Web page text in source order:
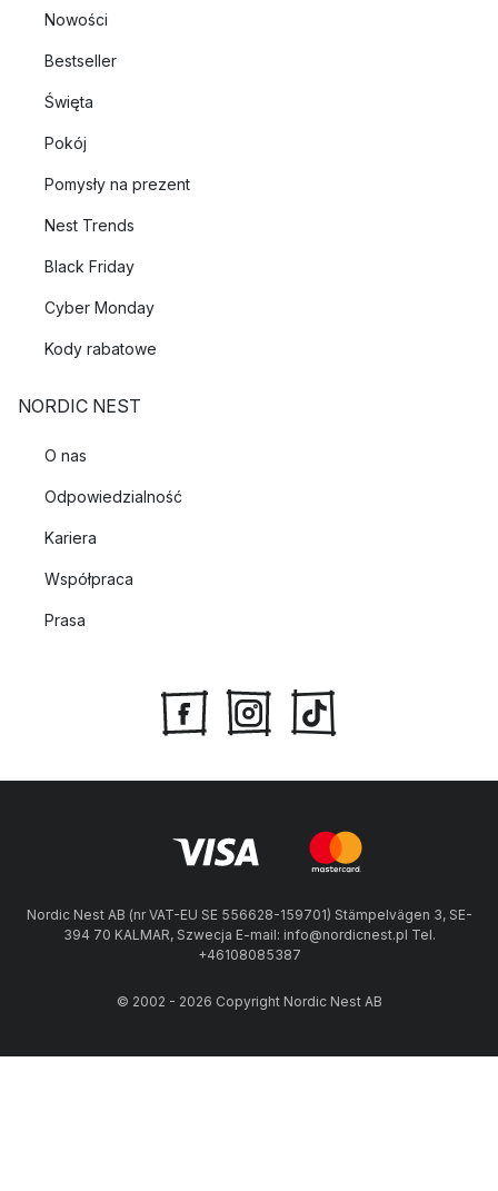
Nowości
Bestseller
Święta
Pokój
Pomysły na prezent
Nest Trends
Black Friday
Cyber Monday
Kody rabatowe
NORDIC NEST
O nas
Odpowiedzialność
Kariera
Współpraca
Prasa
Nordic Nest AB (nr VAT-EU SE 556628-159701) Stämpelvägen 3, SE-
394 70 KALMAR, Szwecja E-mail: info@nordicnest.pl Tel.
+46108085387
© 2002 - 2026 Copyright Nordic Nest AB